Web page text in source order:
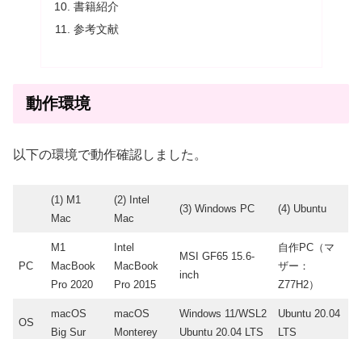
書籍紹介
参考文献
動作環境
以下の環境で動作確認しました。
(1) M1
Mac
(2) Intel
Mac
(3) Windows PC (4) Ubuntu
PC
M1
MacBook
Pro 2020
Intel
MacBook
Pro 2015
MSI GF65 15.6-
inch
自作PC（マ
ザー：
Z77H2）
OS
macOS
Big Sur
macOS
Monterey
Windows 11/WSL2
Ubuntu 20.04 LTS
Ubuntu 20.04
LTS